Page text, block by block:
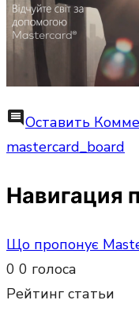
commentОставить
mastercard_board
Навигация
Що пропонує
0 0 голоса
Рейтинг статьи